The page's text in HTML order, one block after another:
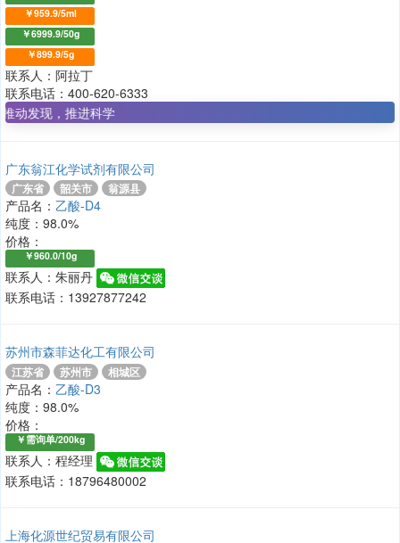
￥959.9/5ml
￥6999.9/50g
￥899.9/5g
联系人：阿拉丁
联系电话：400-620-6333
进科学
广东翁江化学试剂有限公司
广东省 韶关市 翁源县
产品名： 乙酸-D4
纯度：98.0%
价格：
￥960.0/10g
联系人：朱丽丹
联系电话：13927877242
苏州市森菲达化工有限公司
江苏省 苏州市 相城区
产品名： 乙酸-D3
纯度：98.0%
价格：
￥需询单/200kg
联系人：程经理
联系电话：18796480002
上海化源世纪贸易有限公司